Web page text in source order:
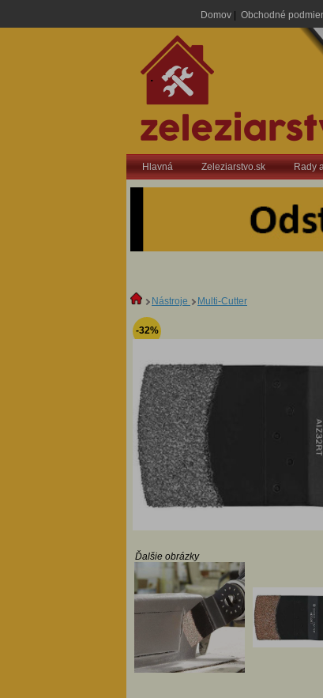
Domov| Obchodné
.
Hlavná Zeleziarstvo.sk Rady
Nástroje Multi-Cutter
-32%
Ďalšie obrázky